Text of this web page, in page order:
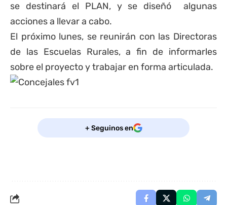
se destinará el PLAN, y se diseñó algunas
acciones a llevar a cabo.
El próximo lunes, se reunirán con las Directoras
de las Escuelas Rurales, a fin de informarles
sobre el proyecto y trabajar en forma articulada.
+ Seguinos en